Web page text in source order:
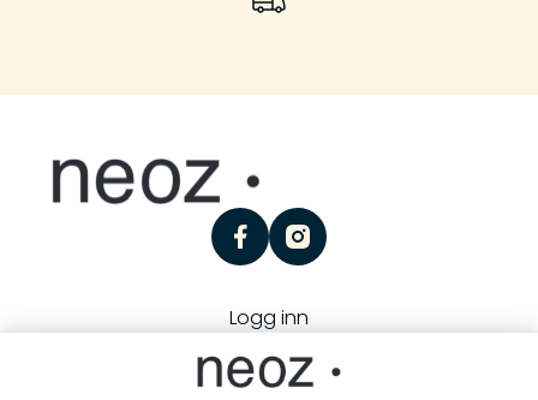
facebookinstagram
Logg inn
Kjøpsbetingelser